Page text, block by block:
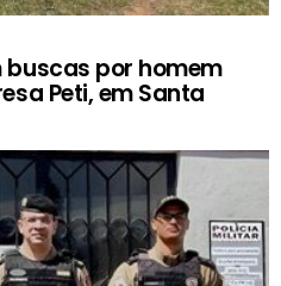
por homem
Peti, em Santa